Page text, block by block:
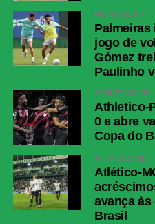
PALMEIRAS 5
Palmeiras
jogo de
Gómez
Paulinho
ATHLETICO-PR
Athletico-
0 e abre
Copa do
ATLÉTICO-MG
Atlético-
avança
Brasil